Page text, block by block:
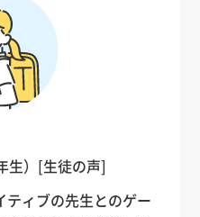
） [生徒の声]
ティブの先生とのゲー
の英会話スクールで
です。旅行すること
クールや公立小学
導経験を積んできま
添い、やる気を引き
す。
り）
を持っています。
てくださいね。
日常のことを英語で
生まで幅広い生徒に
ひらめきを英語で伝
たいです。
り）
ーション学や英語教
め、海外での英語指
ポーツが大好きな優
ションを学び、2002年
くレッスンに参加で
うに気を付けていま
にて英語講師
任として、新人研修、
も担当。
に準備をしていま
びたいという気持ち
テルでの勤務等を経
取得。
がよく安心して英語
の英会話スクールで
です。旅行すること
クールや公立小学
導経験を積んできま
添い、やる気を引き
す。